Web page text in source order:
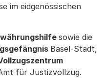
im eidgenössischen
sowie die
Basel-Stadt,
für Justizvollzug.